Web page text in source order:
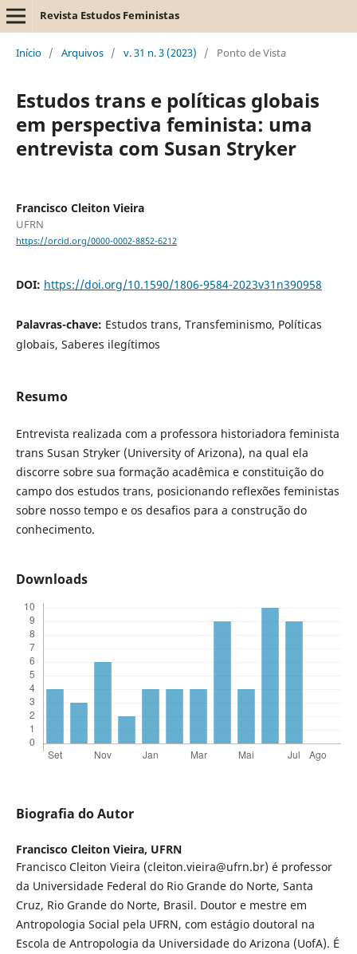
Revista Estudos Feministas
Início / Arquivos / v. 31 n. 3 (2023) / Ponto de Vista
Estudos trans e políticas globais
em perspectiva feminista: uma
entrevista com Susan Stryker
Francisco Cleiton Vieira
UFRN
https://orcid.org/0000-0002-8852-6212
DOI: https://doi.org/10.1590/1806-9584-2023v31n390958
Palavras-chave: Estudos trans, Transfeminismo, Políticas
globais, Saberes ilegítimos
Resumo
Entrevista realizada com a professora historiadora feminista
trans Susan Stryker (University of Arizona), na qual ela
discorre sobre sua formação acadêmica e constituição do
campo dos estudos trans, posicionando reflexões feministas
sobre nosso tempo e os desafios para a construção do
conhecimento.
Downloads
Biografia do Autor
Francisco Cleiton Vieira, UFRN
Francisco Cleiton Vieira (cleiton.vieira@ufrn.br) é professor
da Universidade Federal do Rio Grande do Norte, Santa
Cruz, Rio Grande do Norte, Brasil. Doutor e mestre em
Antropologia Social pela UFRN, com estágio doutoral na
Escola de Antropologia da Universidade do Arizona (UofA). É